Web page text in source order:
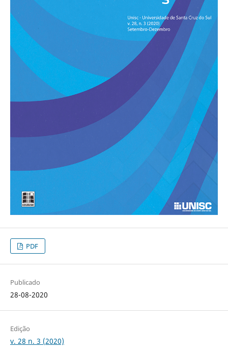
PDF
Publicado
28-08-2020
Edição
v. 28 n. 3 (2020)